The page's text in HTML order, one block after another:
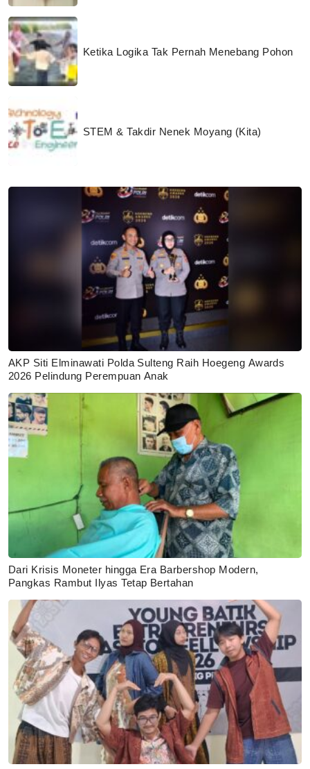
Ketika Logika Tak Pernah Menebang Pohon
STEM & Takdir Nenek Moyang (Kita)
AKP Siti Elminawati Polda Sulteng Raih Hoegeng Awards
2026 Pelindung Perempuan Anak
Dari Krisis Moneter hingga Era Barbershop Modern,
Pangkas Rambut Ilyas Tetap Bertahan